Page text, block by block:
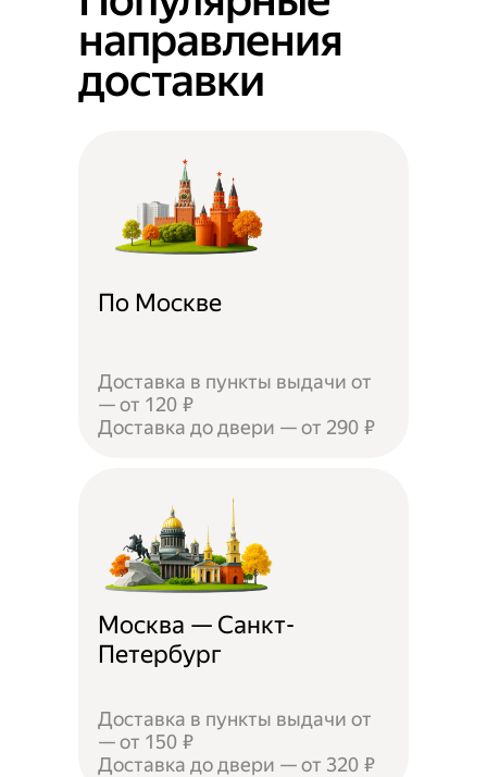
направления
доставки
По Москве
Доставка в пункты выдачи от
— от 120 ₽
Доставка до двери — от 290 ₽
Москва — Санкт-
Петербург
Доставка в пункты выдачи от
— от 150 ₽
Доставка до двери — от 320 ₽